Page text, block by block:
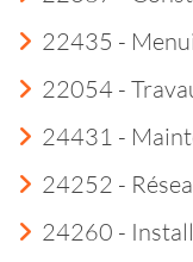
22435 -
22054 -
24431 -
24252 -
24260 -